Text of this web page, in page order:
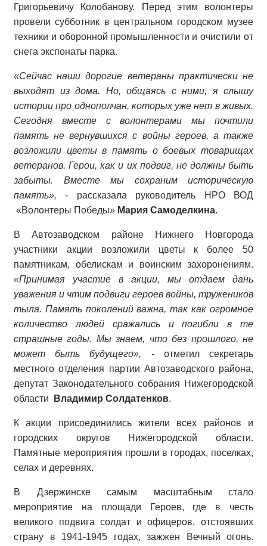
Григорьевичу Колобанову. Перед этим волонтеры
провели субботник в центральном городском музее
техники и оборонной промышленности и очистили от
снега экспонаты парка.
«Сейчас наши дорогие ветераны практически не
выходят из дома. Но, общаясь с ними, я слышу
истории про однополчан, которых уже нет в живых.
Сегодня вместе с волонтерами мы почтили
память не вернувшихся с войны героев, а также
возложили цветы в память о боевых товарищах
ветеранов. Герои, как и их подвиг, не должны быть
забыты. Вместе мы сохраним историческую
память»,- рассказала руководитель НРО ВОД
«Волонтеры Победы» Мария Самоделкина.
В Автозаводском районе Нижнего Новгорода
участники акции возложили цветы к более 50
памятникам, обелискам и воинским захоронениям.
«Принимая участие в акции, мы отдаем дань
уважения и чтим подвиги героев войны, тружеников
тыла. Память поколений важна, так как огромное
количество людей сражались и погибли в те
страшные годы. Мы знаем, что без прошлого, не
может быть будущего», -отметил секретарь
местного отделения партии Автозаводского района,
депутат Законодательного собрания Нижегородской
области
Владимир Солдатенков.
К акции присоединились жители всех районов и
городских округов Нижегородской области.
Памятные мероприятия прошли в городах, поселках,
селах и деревнях.
В Дзержинске самым масштабным стало
мероприятие на площади Героев, где в честь
великого подвига солдат и офицеров, отстоявших
страну в 1941-1945 годах, зажжен Вечный огонь.